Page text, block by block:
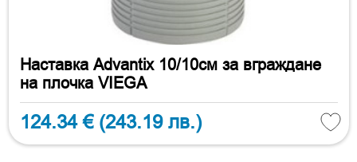
Наставка Advantix 10/10см за вграждане
на плочка VIEGA
124.34 € (243.19 лв.)